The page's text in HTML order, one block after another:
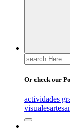
Search
for:
Or check our
actividades
visuales